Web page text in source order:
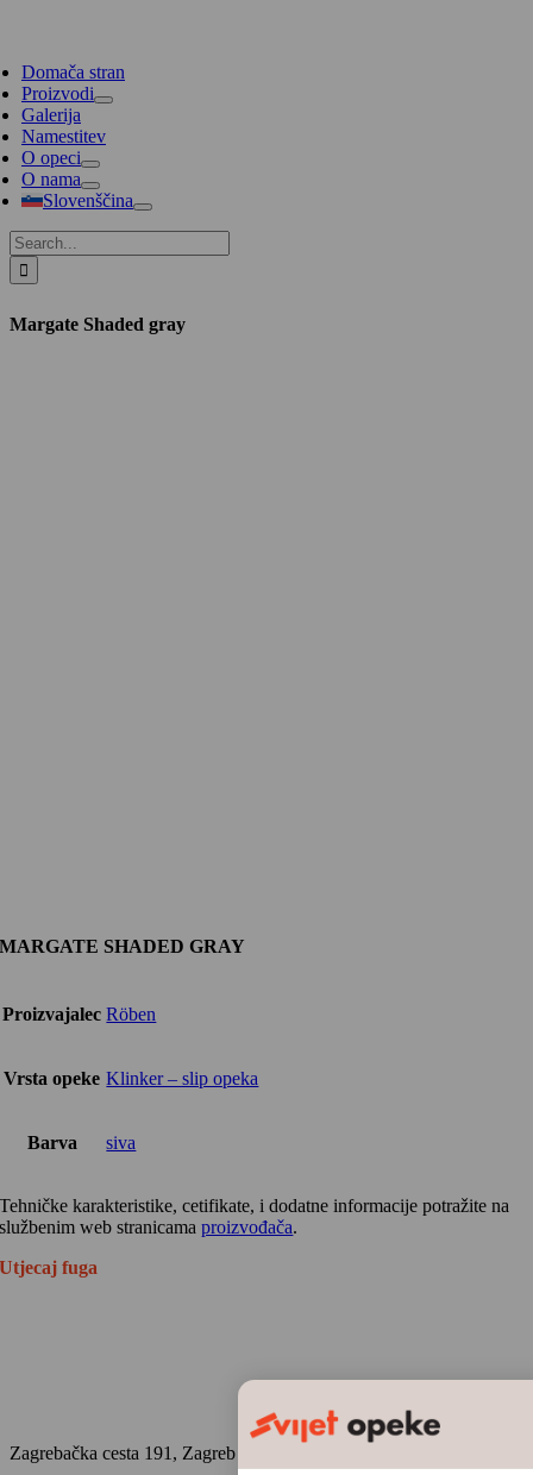
Domača stran
Proizvodi
Galerija
Namestitev
O opeci
O nama
Slovenščina
Search
for:
Margate Shaded gray
MARGATE SHADED GRAY
Proizvajalec Röben
Vrsta opeke Klinker – slip opeka
Barva siva
Tehničke karakteristike, cetifikate, i dodatne informacije potražite na
službenim web stranicamaproizvođača.
Utjecaj fuga
Zagrebačka cesta 191, Zagreb